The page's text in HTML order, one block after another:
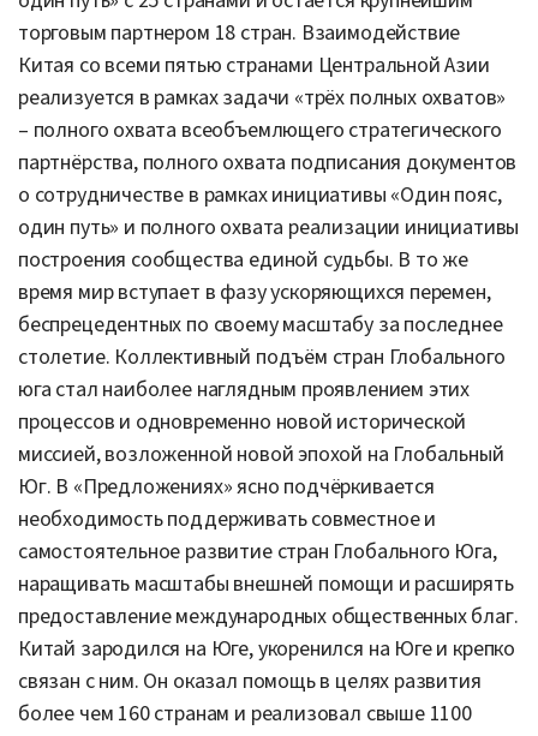
торговым партнером 18 стран. Взаимодействие
Китая со всеми пятью странами Центральной Азии
реализуется в рамках задачи «трёх полных охватов»
– полного охвата всеобъемлющего стратегического
партнёрства, полного охвата подписания документов
о сотрудничестве в рамках инициативы «Один пояс,
один путь» и полного охвата реализации инициативы
построения сообщества единой судьбы. В то же
время мир вступает в фазу ускоряющихся перемен,
беспрецедентных по своему масштабу за последнее
столетие. Коллективный подъём стран Глобального
юга стал наиболее наглядным проявлением этих
процессов и одновременно новой исторической
миссией, возложенной новой эпохой на Глобальный
Юг. В «Предложениях» ясно подчёркивается
необходимость поддерживать совместное и
самостоятельное развитие стран Глобального Юга,
наращивать масштабы внешней помощи и расширять
предоставление международных общественных благ.
Китай зародился на Юге, укоренился на Юге и крепко
связан с ним. Он оказал помощь в целях развития
более чем 160 странам и реализовал свыше 1100